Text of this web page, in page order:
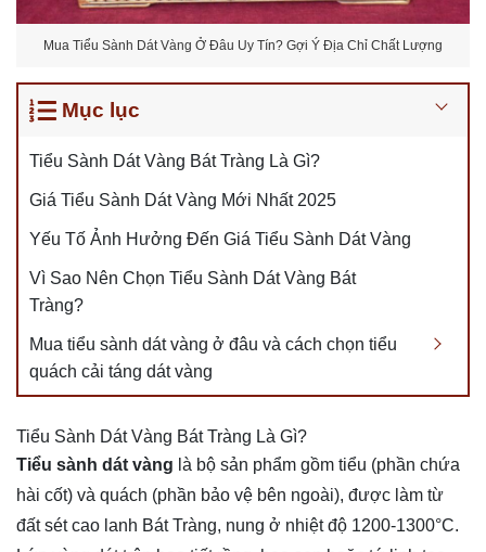
Mua Tiểu Sành Dát Vàng Ở Đâu Uy Tín? Gợi Ý Địa Chỉ Chất Lượng
Mục lục
Tiểu Sành Dát Vàng Bát Tràng Là Gì?
Giá Tiểu Sành Dát Vàng Mới Nhất 2025
Yếu Tố Ảnh Hưởng Đến Giá Tiểu Sành Dát Vàng
Vì Sao Nên Chọn Tiểu Sành Dát Vàng Bát
Tràng?
Mua tiểu sành dát vàng ở đâu và cách chọn tiểu
quách cải táng dát vàng
Tiểu Sành Dát Vàng Bát Tràng Là Gì?
Tiểu sành dát vàng là bộ sản phẩm gồm tiểu (phần chứa
hài cốt) và quách (phần bảo vệ bên ngoài), được làm từ
đất sét cao lanh Bát Tràng, nung ở nhiệt độ 1200-1300°C.